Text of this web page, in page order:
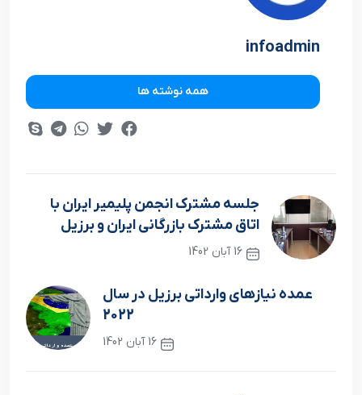
infoadmin
همه نوشته ها
جلسه مشترک انجمن پليمير ايران با
اتاق مشترک بازرگاني ايران و برزيل
16 آبان 1402
عمده نيازهاي وارداتي برزيل در سال
2022
16 آبان 1402
نوشته بعدی